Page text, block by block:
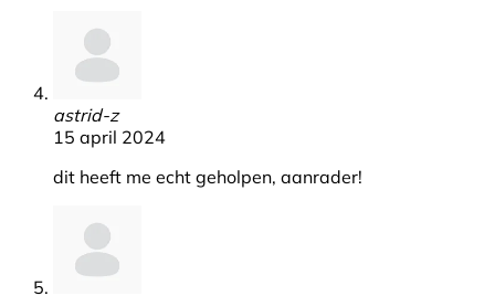
astrid-z
15 april 2024
dit heeft me echt geholpen, aanrader!